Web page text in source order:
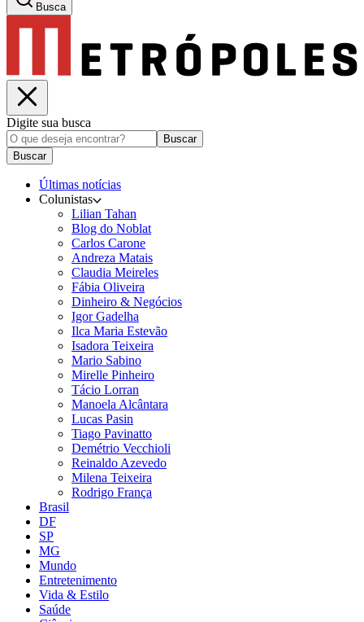
Busca
Digite sua busca
Buscar
Buscar
Últimas notícias
Colunistas
Lilian Tahan
Blog do Noblat
Carlos Carone
Andreza Matais
Claudia Meireles
Fábia Oliveira
Dinheiro & Negócios
Igor Gadelha
Ilca Maria Estevão
Isadora Teixeira
Mario Sabino
Mirelle Pinheiro
Tácio Lorran
Manoela Alcântara
Lucas Pasin
Tiago Pavinatto
Demétrio Vecchioli
Reinaldo Azevedo
Milena Teixeira
Rodrigo França
Brasil
DF
SP
MG
Mundo
Entretenimento
Vida & Estilo
Saúde